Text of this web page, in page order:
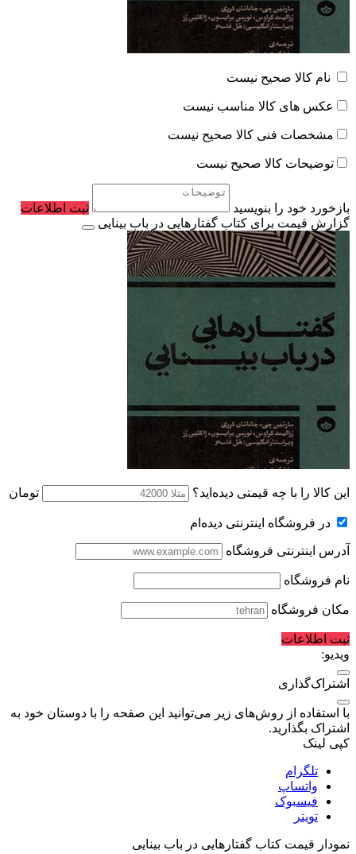
نام کالا صحیح نیست
عکس های کالا مناسب نیست
مشخصات فنی کالا صحیح نیست
توضیحات کالا صحیح نیست
بازخورد خود را بنویسید
ثبت اطلاعات
گزارش قیمت برای کتاب گفتارهایی در باب بینایی
این کالا را با چه قیمتی دیده‌اید؟ تومان
در فروشگاه اینترنتی دیده‌ام
آدرس اینترنتی فروشگاه
نام فروشگاه
مکان فروشگاه
ثبت اطلاعات
ویدیو:
اشتراک‌گذاری
با استفاده از روش‌های زیر می‌توانید این صفحه را با دوستان خود به
اشتراک بگذارید.
کپی لینک
تلگرام
واتساپ
فیسبوک
تویتر
نمودار قیمت کتاب گفتارهایی در باب بینایی